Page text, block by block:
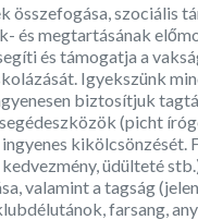
szociális
és megtartásának
és támogatja a
Igyekszünk
biztosítjuk
(picht
kikölcsönzését.
üdülteté
valamint a tagság
farsang,